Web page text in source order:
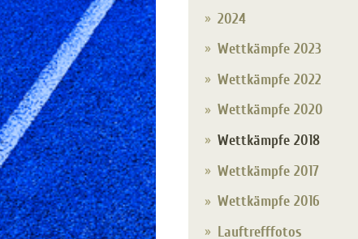
2024
Wettkämpfe 2023
Wettkämpfe 2022
Wettkämpfe 2020
Wettkämpfe 2018
Wettkämpfe 2017
Wettkämpfe 2016
Lauftrefffotos